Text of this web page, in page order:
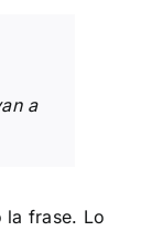
a
la frase. Lo